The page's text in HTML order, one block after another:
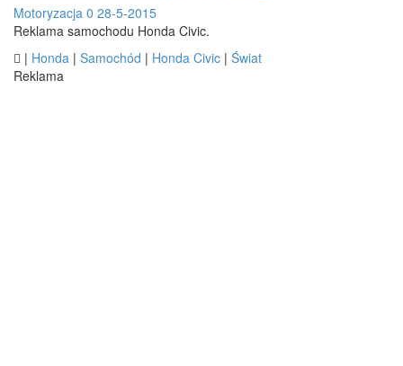
Motoryzacja 0 28-5-2015
Reklama samochodu Honda Civic.
 | Honda | Samochód | Honda Civic | Świat
Reklama